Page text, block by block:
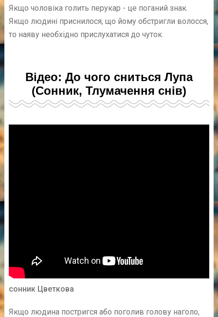
Якщо чоловіка голить перукар - це поганий знак.
Якщо людині приснилося, що йому обстригли волосся,
то наяву необхідно прислухатися до чуток.
Відео: До чого сниться Лупа
(Сонник, Тлумачення снів)
сонник Цветкова
Якщо людина постригся або поголив голову наголо,